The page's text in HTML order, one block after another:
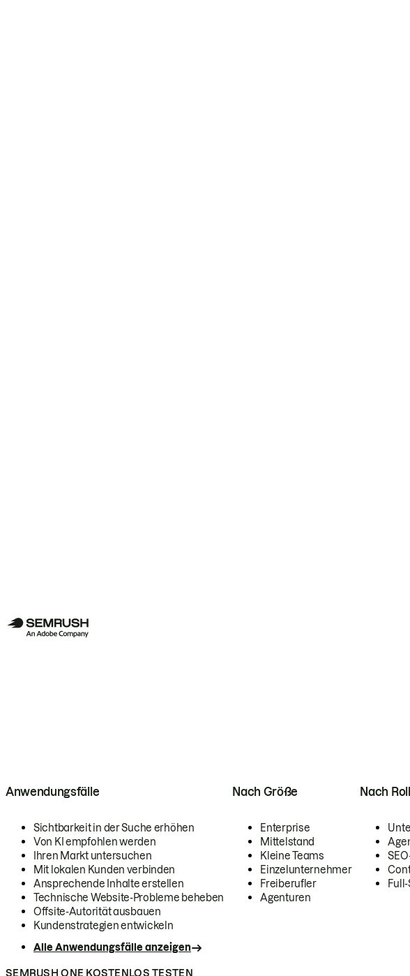
Anwendungsfälle
Sichtbarkeit in der Suche erhöhen
Von KI empfohlen werden
Ihren Markt untersuchen
Mit lokalen Kunden verbinden
Ansprechende Inhalte erstellen
Technische Website-Probleme beheben
Offsite-Autorität ausbauen
Kundenstrategien entwickeln
Alle Anwendungsfälle anzeigen
Nach Größe
Enterprise
Mittelstand
Kleine Teams
Einzelunternehmer
Freiberufler
Agenturen
Nach
SEMRUSH ONE KOSTENLOS TESTEN